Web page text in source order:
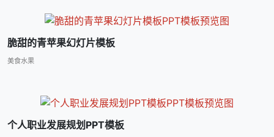
脆甜的青苹果幻灯片模板
美食水果
个人职业发展规划PPT模板